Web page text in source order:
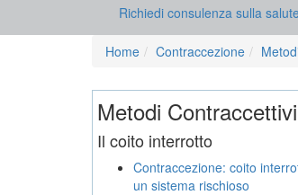
Richiedi consulenza sulla salute
Home Contraccezione
Metodi Contraccettivi
Il coito interrotto
Contraccezione: coito
un sistema rischioso